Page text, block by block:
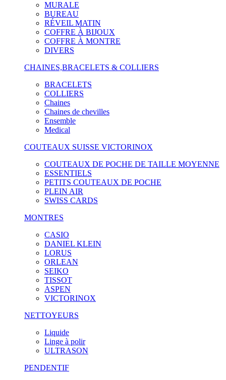
MURALE
BUREAU
RÉVEIL MATIN
COFFRE À BIJOUX
COFFRE À MONTRE
DIVERS
CHAINES,BRACELETS & COLLIERS
BRACELETS
COLLIERS
Chaines
Chaines de chevilles
Ensemble
Medical
COUTEAUX SUISSE VICTORINOX
COUTEAUX DE POCHE DE TAILLE MOYENNE
ESSENTIELS
PETITS COUTEAUX DE POCHE
PLEIN AIR
SWISS CARDS
MONTRES
CASIO
DANIEL KLEIN
LORUS
ORLEAN
SEIKO
TISSOT
ASPEN
VICTORINOX
NETTOYEURS
Liquide
Linge à polir
ULTRASON
PENDENTIF